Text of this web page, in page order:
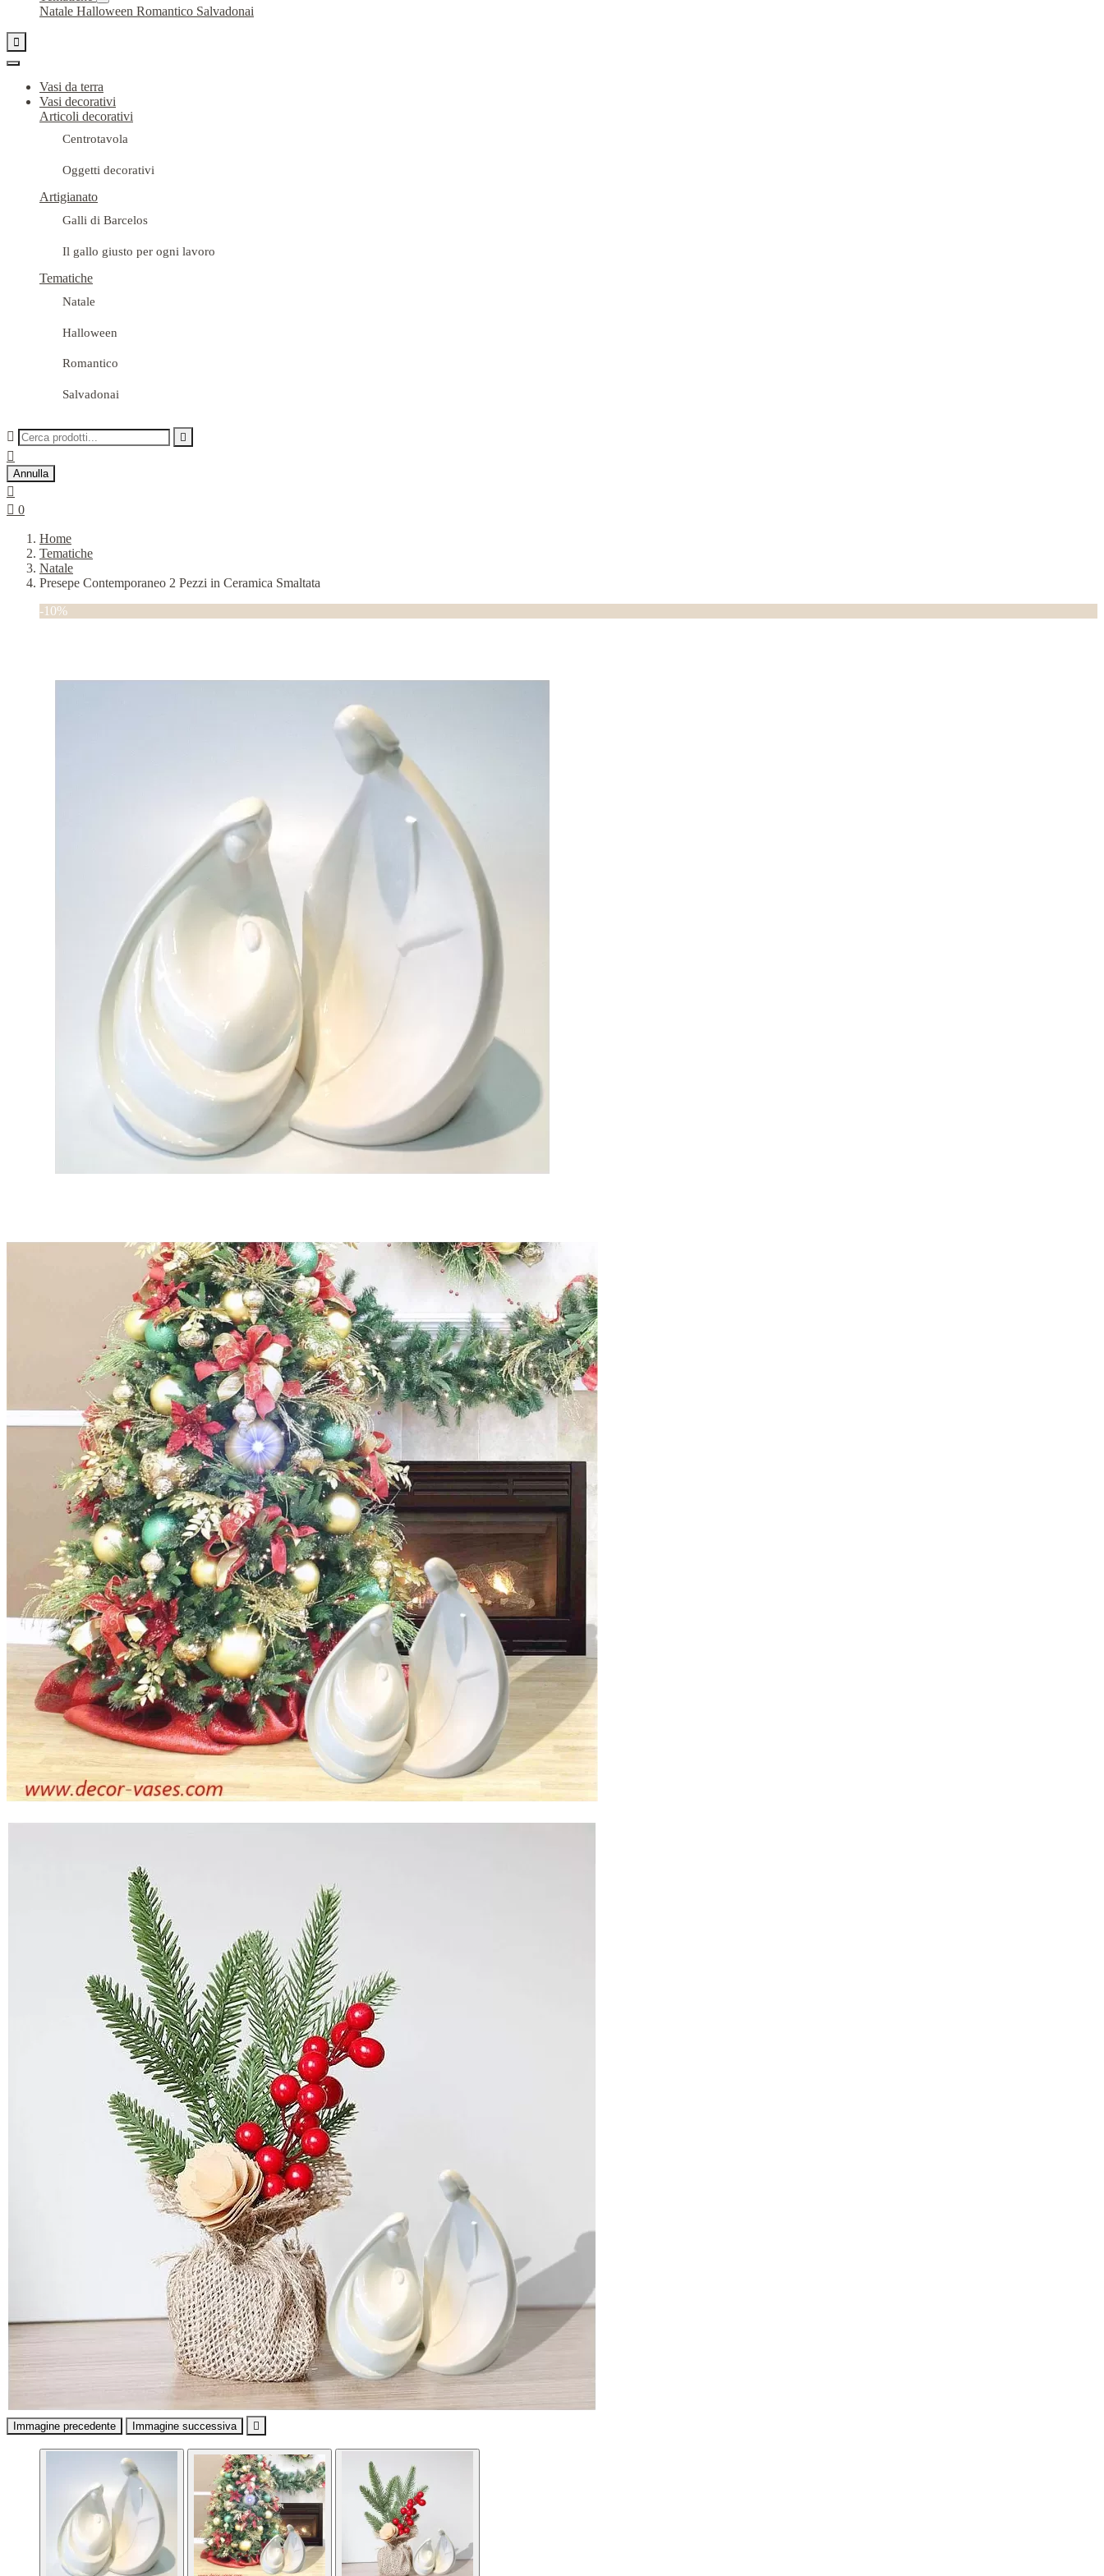
Natale Halloween Romantico Salvadonai

Vasi da terra
Vasi decorativi
Articoli decorativi
Centrotavola
Oggetti decorativi
Artigianato
Galli di Barcelos
Il gallo giusto per ogni lavoro
Tematiche
Natale
Halloween
Romantico
Salvadonai
 

Annulla

 0
Home
Tematiche
Natale
Presepe Contemporaneo 2 Pezzi in Ceramica Smaltata
-10%
Immagine precedente Immagine successiva 